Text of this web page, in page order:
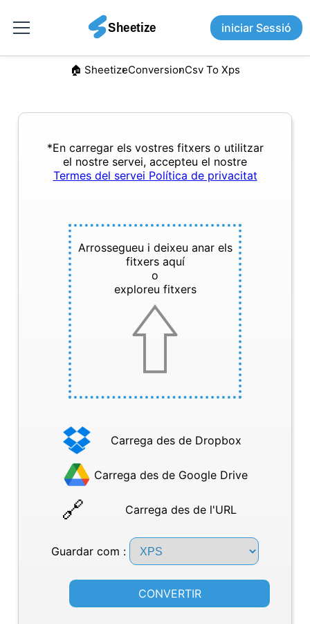
iniciar Sessió
🏠︎ SheetizeConversionCsv To Xps
*En carregar els vostres fitxers o utilitzar
el nostre servei, accepteu el nostre
Termes del servei Política de privacitat
Arrossegueu i deixeu anar els
fitxers aquí
o
exploreu fitxers
Carrega des de Dropbox
Carrega des de Google Drive
Carrega des de l'URL
Guardar com :
CONVERTIR